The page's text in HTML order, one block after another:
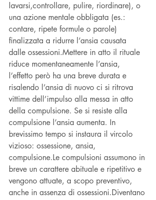
lavarsi,controllare, pulire, riordinare), o
una azione mentale obbligata (es.:
contare, ripete formule o parole)
finalizzata a ridurre l’ansia causata
dalle ossessioni.Mettere in atto il rituale
riduce momentaneamente l’ansia,
l’effetto però ha una breve durata e
risalendo l’ansia di nuovo ci si ritrova
vittime dell’impulso alla messa in atto
della compulsione. Se si resiste alla
compulsione l’ansia aumenta. In
brevissimo tempo si instaura il vircolo
vizioso: ossessione, ansia,
compulsione.Le compulsioni assumono in
breve un carattere abituale e ripetitivo e
vengono attuate, a scopo preventivo,
anche in assenza di ossessioni.Diventano